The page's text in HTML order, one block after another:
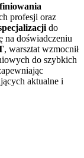
profesji oraz
do
na doświadczeniu
, warsztat wzmocnił
do szybkich
aktualne i